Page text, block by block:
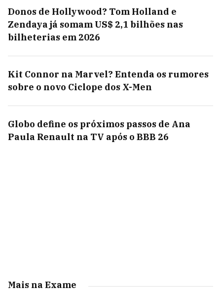
Donos de Hollywood? Tom Holland e
Zendaya já somam US$ 2,1 bilhões nas
bilheterias em 2026
Kit Connor na Marvel? Entenda os rumores
sobre o novo Ciclope dos X-Men
Globo define os próximos passos de Ana
Paula Renault na TV após o BBB 26
Mais na Exame